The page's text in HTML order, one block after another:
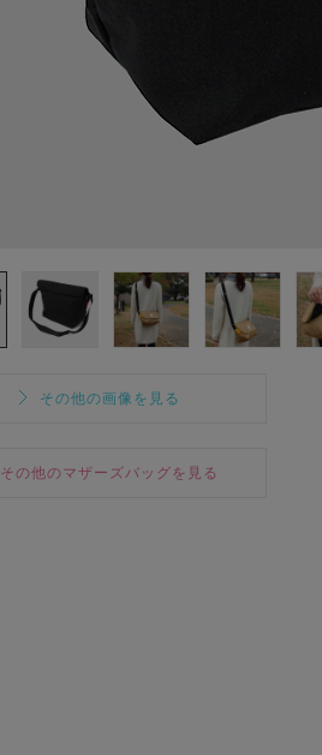
その他の画像を見る
その他のマザーズバッグを見る